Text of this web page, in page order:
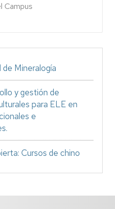
Campus
Mineralogía
y gestión de
para ELE en
e
Cursos de chino